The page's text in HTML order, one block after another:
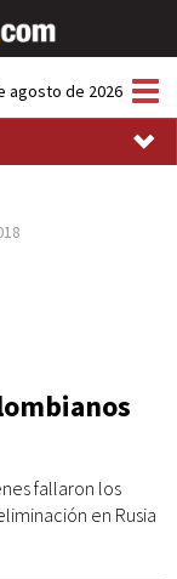
agosto de 2026
fallaron los
en Rusia